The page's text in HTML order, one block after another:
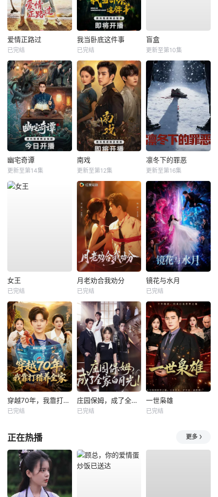
爱情正路过
已完结
我当卧底这件事
已完结
盲盒
更新至第10集
幽宅奇谭
更新至第14集
南戏
更新至第12集
凛冬下的罪恶
更新至第16集
女王
已完结
月老劝合我劝分
已完结
镜花与水月
已完结
穿越70年，我靠打猎养全家
已完结
庄园保姆，成了全家白月光
已完结
一世枭雄
已完结
正在热播 更多